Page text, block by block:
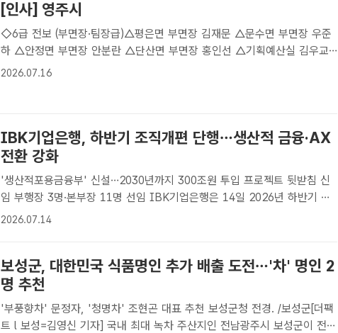
[인사] 영주시
◇6급 전보 (부면장·팀장급)△평은면 부면장 김재문 △문수면 부면장 우준
하 △안정면 부면장 안분란 △단산면 부면장 홍인선 △기획예산실 김우교
△기획예산실 안형진 △지방시대정책실 안수민 △기업지원실 김국현 △홍
2026.07.16
IBK기업은행, 하반기 조직개편 단행…생산적 금융·AX
전환 강화
'생산적포용금융부' 신설…2030년까지 300조원 투입 프로젝트 뒷받침 신
임 부행장 3명·본부장 11명 선임 IBK기업은행은 14일 2026년 하반기 조
직개편 및 정기인사를 실시했다. /IBK기업은행[더팩트ㅣ이선영 기자] IBK
2026.07.14
보성군, 대한민국 식품명인 추가 배출 도전…'차' 명인 2
명 추천
'부풍향차' 문정자, '청명차' 조현곤 대표 추천 보성군청 전경. /보성군[더팩
트 l 보성=김영신 기자] 국내 최대 녹차 주산지인 전남광주시 보성군이 전통